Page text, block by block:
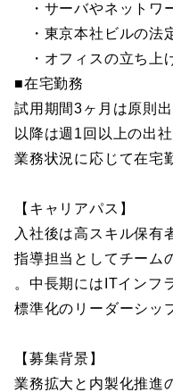
・サーバやネットワ
・東京本社ビルの法
・オフィスの立ち上
■在宅勤務
試用期間3ヶ月は原則出
以降は週1回以上の出
業務状況に応じて在宅
【キャリアパス】
入社後は高スキル保有
指導担当としてチーム
。中長期にはITインフ
標準化のリーダーシッ
【募集背景】
業務拡大と内製化推進